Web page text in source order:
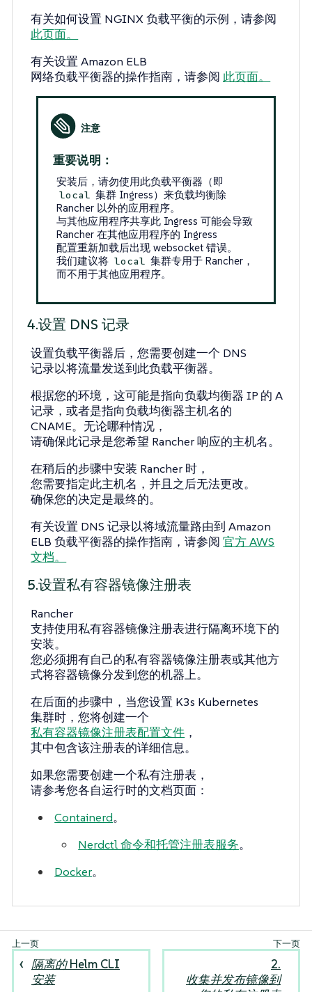
有关如何设置 NGINX 负载平衡的示例，请参阅
此页面。
有关设置 Amazon ELB
网络负载平衡器的操作指南，请参阅 此页面。
重要说明：
安装后，请勿使用此负载平衡器（即
local 集群 Ingress）来负载均衡除
Rancher 以外的应用程序。
与其他应用程序共享此 Ingress 可能会导致
Rancher 在其他应用程序的 Ingress
配置重新加载后出现 websocket 错误。
我们建议将 local 集群专用于 Rancher，
而不用于其他应用程序。
4.设置 DNS 记录
设置负载平衡器后，您需要创建一个 DNS
记录以将流量发送到此负载平衡器。
根据您的环境，这可能是指向负载均衡器 IP 的 A
记录，或者是指向负载均衡器主机名的
CNAME。无论哪种情况，
请确保此记录是您希望 Rancher 响应的主机名。
在稍后的步骤中安装 Rancher 时，
您需要指定此主机名，并且之后无法更改。
确保您的决定是最终的。
有关设置 DNS 记录以将域流量路由到 Amazon
ELB 负载平衡器的操作指南，请参阅官方 AWS
文档。
5.设置私有容器镜像注册表
Rancher
支持使用私有容器镜像注册表进行隔离环境下的
安装。
您必须拥有自己的私有容器镜像注册表或其他方
式将容器镜像分发到您的机器上。
在后面的步骤中，当您设置 K3s Kubernetes
集群时，您将创建一个
私有容器镜像注册表配置文件 ，
其中包含该注册表的详细信息。
如果您需要创建一个私有注册表，
请参考您各自运行时的文档页面：
Containerd。
Nerdctl 命令和托管注册表服务。
Docker。
隔离的 Helm CLI
安装
2.
收集并发布镜像到